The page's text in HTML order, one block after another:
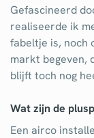
Gefascineerd
realiseerde ik
fabeltje is, noch
markt begeven,
blijft toch nog
Wat zijn de
Een airco